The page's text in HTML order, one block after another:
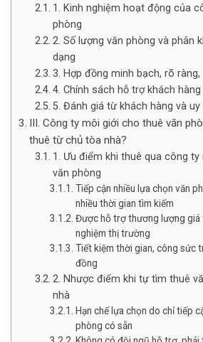
1. Kinh nghiệm hoạt động của
phòng
2. Số lượng văn phòng và phân
dạng
3. Hợp đồng minh bạch, rõ
4. Chính sách hỗ trợ khách
5. Đánh giá từ khách hàng và
III. Công ty môi giới cho thuê văn
thuê từ chủ tòa nhà?
1. Ưu điểm khi thuê qua công
văn phòng
Tiếp cận nhiều lựa chọn văn
nhiều thời gian tìm kiếm
Được hỗ trợ thương lượng giá
nghiệm thị trường
Tiết kiệm thời gian, công sức
đồng
2. Nhược điểm khi tự tìm thuê
nhà
Hạn chế lựa chọn do chỉ tiếp
phòng có sẵn